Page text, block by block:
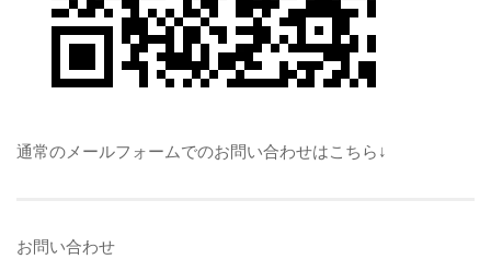
通常のメールフォームでのお問い合わせはこちら↓
お問い合わせ